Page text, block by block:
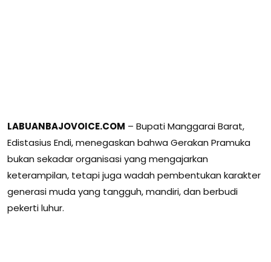
LABUANBAJOVOICE.COM – Bupati Manggarai Barat,
Edistasius Endi, menegaskan bahwa Gerakan Pramuka
bukan sekadar organisasi yang mengajarkan
keterampilan, tetapi juga wadah pembentukan karakter
generasi muda yang tangguh, mandiri, dan berbudi
pekerti luhur.